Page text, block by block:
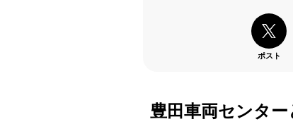
ポスト
豊田車両センター